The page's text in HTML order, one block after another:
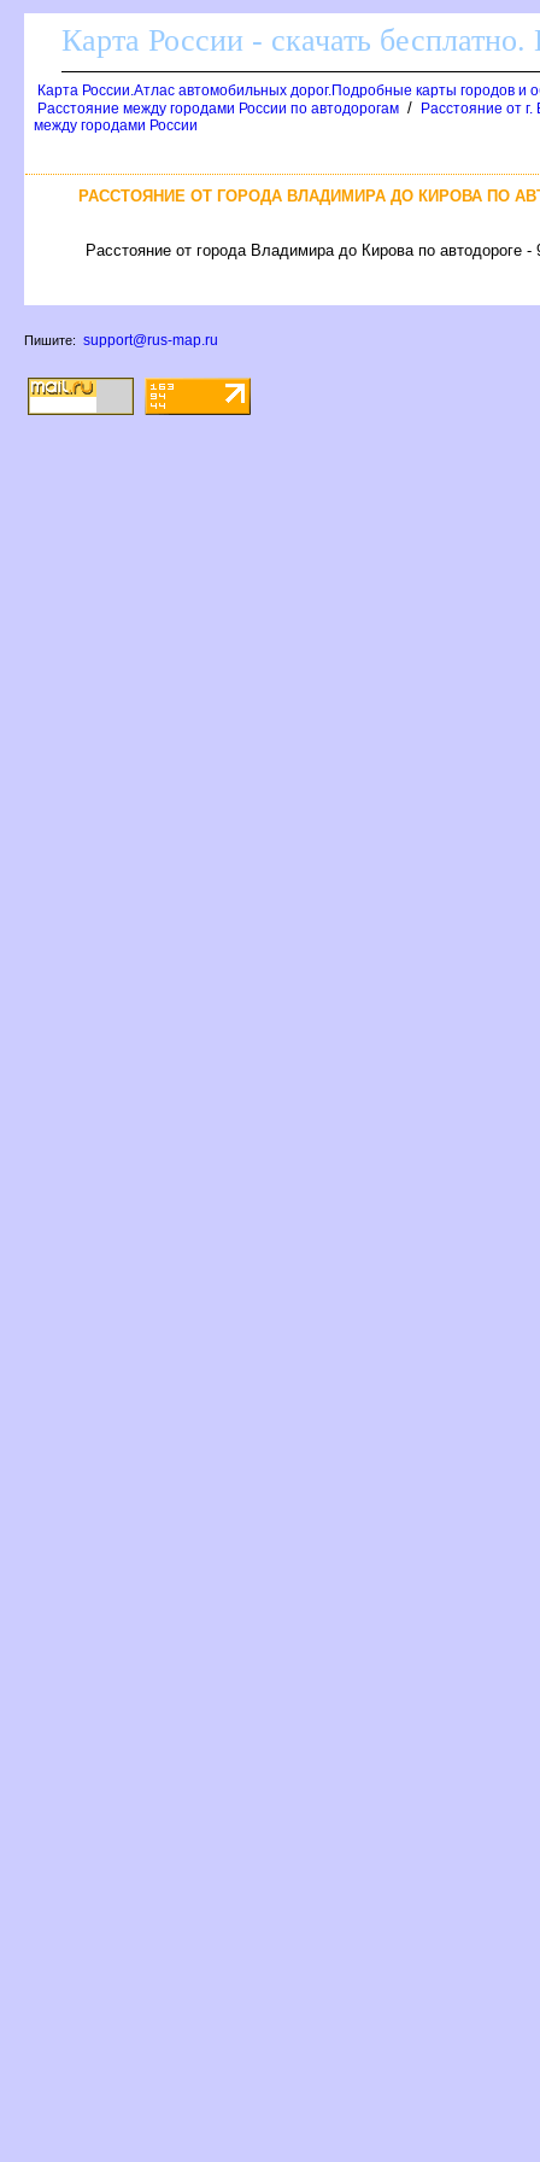
Карта России - скачать
Карта России.Атлас автомобильных дорог.Подробные карты городов и
Расстояние между городами России по автодорогам /
Расстояние от
между городами России
РАССТОЯНИЕ ОТ ГОРОДА ВЛАДИМИРА ДО КИРОВА ПО
Расстояние от города Владимира до Кирова по автодороге -
Пишите: support@rus-map.ru